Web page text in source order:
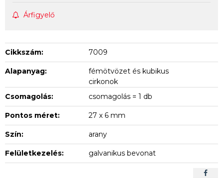
Árfigyelő
Cikkszám: 7009
Alapanyag:
fémötvözet és kubikus
cirkonok
Csomagolás:
csomagolás = 1 db
Pontos méret: 27 x 6 mm
Szín: arany
Felületkezelés: galvanikus bevonat